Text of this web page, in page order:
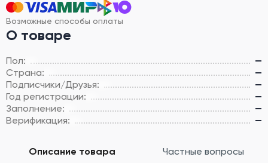
Возможные способы оплаты
О товаре
Пол:
—
Страна:
—
Подписчики/Друзья:
—
Год регистрации:
—
Заполнение:
—
Верификация:
—
Описание товара Частные вопросы